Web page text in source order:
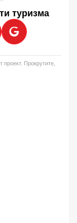
туризма
Прокрутите,